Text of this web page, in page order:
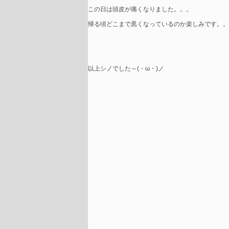
この日は頭皮が痛くなりました。。。
帰る頃どこまで黒くなっているのか楽しみです。
以上シノでした～(・ω・)ノ